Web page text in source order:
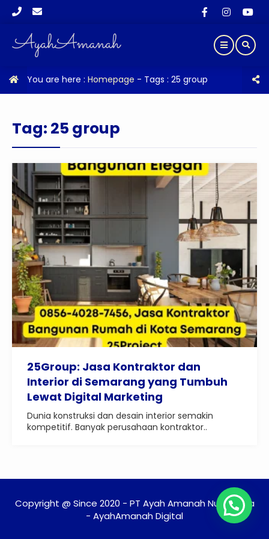
You are here : Homepage - Tags : 25 group
Tag: 25 group
25Group: Jasa Kontraktor dan
Interior di Semarang yang Tumbuh
Lewat Digital Marketing
Dunia konstruksi dan desain interior semakin
kompetitif. Banyak perusahaan kontraktor..
Copyright @ Since 2020 - PT Ayah Amanah Nusantara
- AyahAmanah Digital